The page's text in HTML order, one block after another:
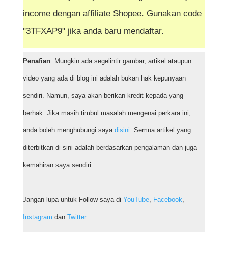
income dengan affiliate Shopee. Gunakan code
"3TFXAP9" jika anda baru mendaftar.
Penafian: Mungkin ada segelintir gambar, artikel ataupun
video yang ada di blog ini adalah bukan hak kepunyaan
sendiri. Namun, saya akan berikan kredit kepada yang
berhak. Jika masih timbul masalah mengenai perkara ini,
anda boleh menghubungi saya disini. Semua artikel yang
diterbitkan di sini adalah berdasarkan pengalaman dan juga
kemahiran saya sendiri.
Jangan lupa untuk Follow saya di YouTube, Facebook,
Instagram dan Twitter.